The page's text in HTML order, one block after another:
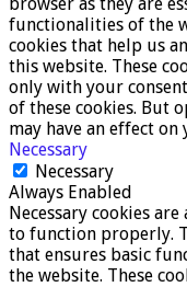
functionalities of the
cookies that help us
this website. These
only with your
of these cookies. But
may have an effect
Necessary
Necessary
Always Enabled
Necessary cookies
to function properly.
that ensures basic
the website. These